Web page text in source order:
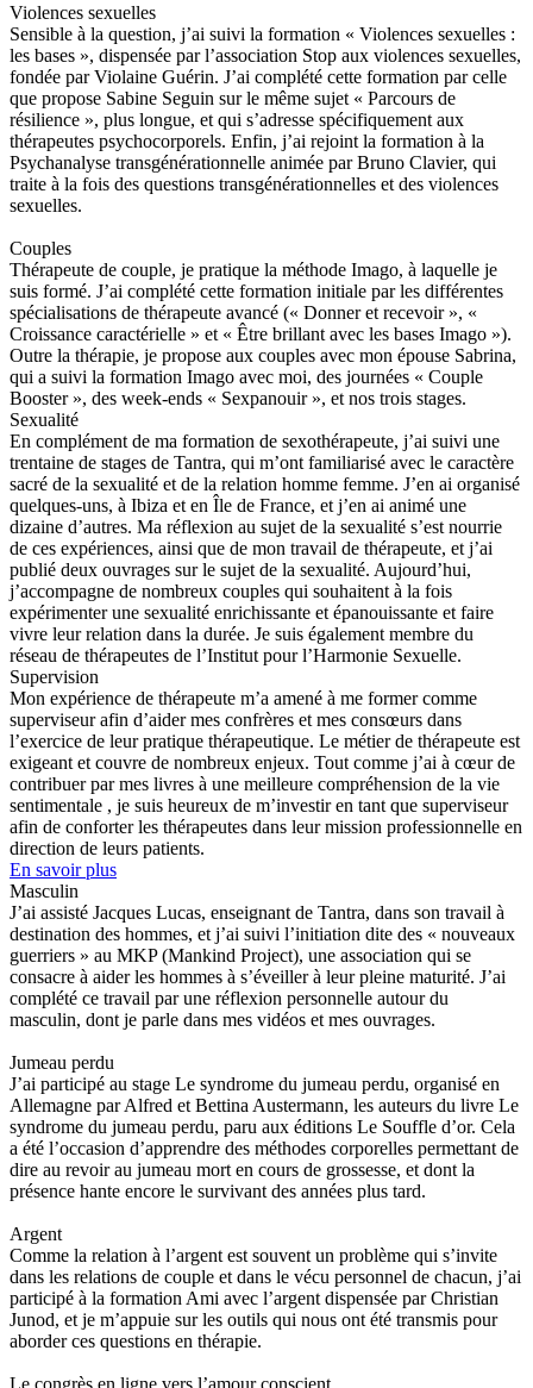
Violences sexuelles
Sensible à la question, j’ai suivi la formation « Violences sexuelles :
les bases », dispensée par l’association Stop aux violences sexuelles,
fondée par Violaine Guérin. J’ai complété cette formation par celle
que propose Sabine Seguin sur le même sujet « Parcours de
résilience », plus longue, et qui s’adresse spécifiquement aux
thérapeutes psychocorporels. Enfin, j’ai rejoint la formation à la
Psychanalyse transgénérationnelle animée par Bruno Clavier, qui
traite à la fois des questions transgénérationnelles et des violences
sexuelles.
Couples
Thérapeute de couple, je pratique la méthode Imago, à laquelle je
suis formé. J’ai complété cette formation initiale par les différentes
spécialisations de thérapeute avancé (« Donner et recevoir », «
Croissance caractérielle » et « Être brillant avec les bases Imago »).
Outre la thérapie, je propose aux couples avec mon épouse Sabrina,
qui a suivi la formation Imago avec moi, des journées « Couple
Booster », des week-ends « Sexpanouir », et nos trois stages.
Sexualité
En complément de ma formation de sexothérapeute, j’ai suivi une
trentaine de stages de Tantra, qui m’ont familiarisé avec le caractère
sacré de la sexualité et de la relation homme femme. J’en ai organisé
quelques-uns, à Ibiza et en Île de France, et j’en ai animé une
dizaine d’autres. Ma réflexion au sujet de la sexualité s’est nourrie
de ces expériences, ainsi que de mon travail de thérapeute, et j’ai
publié deux ouvrages sur le sujet de la sexualité. Aujourd’hui,
j’accompagne de nombreux couples qui souhaitent à la fois
expérimenter une sexualité enrichissante et épanouissante et faire
vivre leur relation dans la durée. Je suis également membre du
réseau de thérapeutes de l’Institut pour l’Harmonie Sexuelle.
Supervision
Mon expérience de thérapeute m’a amené à me former comme
superviseur afin d’aider mes confrères et mes consœurs dans
l’exercice de leur pratique thérapeutique. Le métier de thérapeute est
exigeant et couvre de nombreux enjeux. Tout comme j’ai à cœur de
contribuer par mes livres à une meilleure compréhension de la vie
sentimentale , je suis heureux de m’investir en tant que superviseur
afin de conforter les thérapeutes dans leur mission professionnelle en
direction de leurs patients.
En savoir plus
Masculin
J’ai assisté Jacques Lucas, enseignant de Tantra, dans son travail à
destination des hommes, et j’ai suivi l’initiation dite des « nouveaux
guerriers » au MKP (Mankind Project), une association qui se
consacre à aider les hommes à s’éveiller à leur pleine maturité. J’ai
complété ce travail par une réflexion personnelle autour du
masculin, dont je parle dans mes vidéos et mes ouvrages.
Jumeau perdu
J’ai participé au stage Le syndrome du jumeau perdu, organisé en
Allemagne par Alfred et Bettina Austermann, les auteurs du livre Le
syndrome du jumeau perdu, paru aux éditions Le Souffle d’or. Cela
a été l’occasion d’apprendre des méthodes corporelles permettant de
dire au revoir au jumeau mort en cours de grossesse, et dont la
présence hante encore le survivant des années plus tard.
Argent
Comme la relation à l’argent est souvent un problème qui s’invite
dans les relations de couple et dans le vécu personnel de chacun, j’ai
participé à la formation Ami avec l’argent dispensée par Christian
Junod, et je m’appuie sur les outils qui nous ont été transmis pour
aborder ces questions en thérapie.
Le congrès en ligne vers l’amour conscient